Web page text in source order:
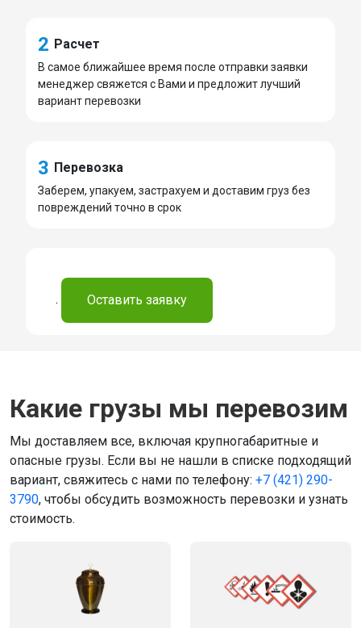
2 Расчет
В самое ближайшее время после отправки заявки
менеджер свяжется с Вами и предложит лучший
вариант перевозки
3 Перевозка
Заберем, упакуем, застрахуем и доставим груз без
повреждений точно в срок
. Оставить заявку
Какие грузы мы перевозим
Мы доставляем все, включая крупногабаритные и
опасные грузы. Если вы не нашли в списке подходящий
вариант, свяжитесь с нами по телефону: +7 (421) 290-
3790, чтобы обсудить возможность перевозки и узнать
стоимость.